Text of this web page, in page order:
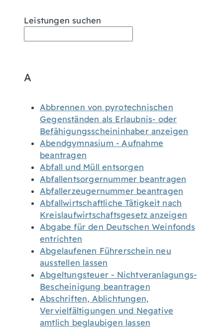
Leistungen suchen
A
Abbrennen von pyrotechnischen
Gegenständen als Erlaubnis- oder
Befähigungsscheininhaber anzeigen
Abendgymnasium - Aufnahme
beantragen
Abfall und Müll entsorgen
Abfallentsorgernummer beantragen
Abfallerzeugernummer beantragen
Abfallwirtschaftliche Tätigkeit nach
Kreislaufwirtschaftsgesetz anzeigen
Abgabe für den Deutschen Weinfonds
entrichten
Abgelaufenen Führerschein neu
ausstellen lassen
Abgeltungsteuer - Nichtveranlagungs-
Bescheinigung beantragen
Abschriften, Ablichtungen,
Vervielfältigungen und Negative
amtlich beglaubigen lassen